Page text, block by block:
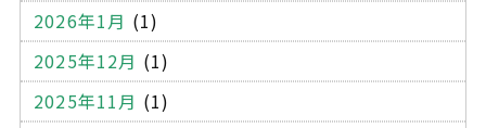
シュレッダー
溶解処理 機密文書
機密書類
サイディング材
外壁 建築
蛍光灯
蛍光灯の廃棄
処分方法 持ち込み処分
オフィス
2026年1月 (1)
2025年12月 (1)
2025年11月 (1)